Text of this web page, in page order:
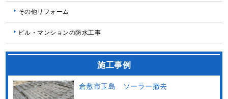
その他リフォーム
ビル・マンションの防水工事
施工事例
倉敷市玉島 ソーラー撤去